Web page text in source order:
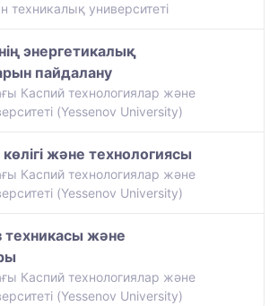
техникалық университеті
энергетикалық
пайдалану
Каспий технологиялар және
(Yessenov University)
және технологиясы
Каспий технологиялар және
(Yessenov University)
техникасы және
Каспий технологиялар және
(Yessenov University)